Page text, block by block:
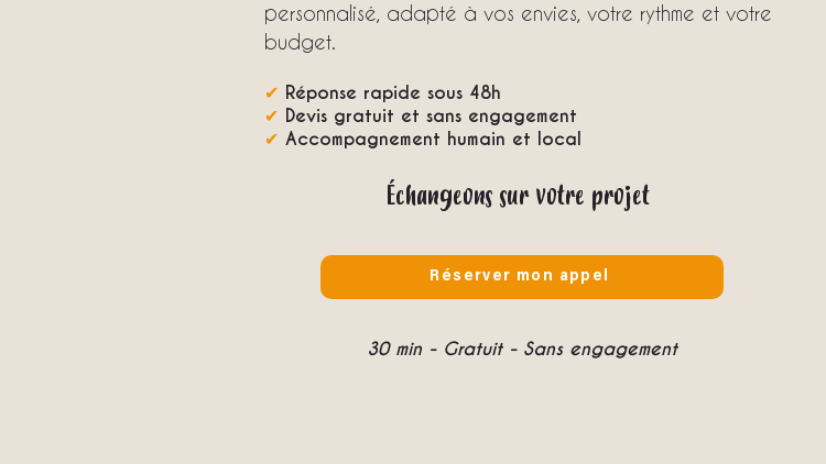
personnalisé, adapté à vos envies, votre rythme et votre
budget.
✔ Réponse rapide sous 48h
✔ Devis gratuit et sans engagement
✔ Accompagnement humain et local
Échangeons sur votre projet
Réserver mon appel
30 min - Gratuit - Sans engagement